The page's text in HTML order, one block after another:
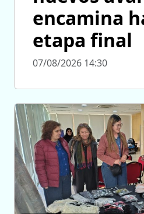
encamina
etapa final
07/08/2026 14:30